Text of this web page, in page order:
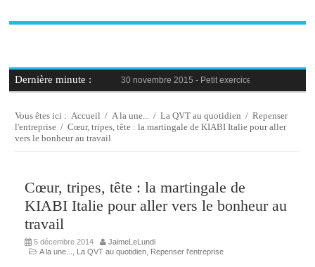
Dernière minute : 30 novembre 2015 - Petit exercice de la semaine
30 novembre 2015 -Blague au bureau #9
23 novembre 2015 -Le syndrome de l’imposteur,
Vous êtes ici :Accueil /A la une... /La QVT au quotidien /Repenser
l'entreprise /Cœur, tripes, tête : la martingale de KIABI Italie pour aller
vers le bonheur au travail
Cœur, tripes, tête : la martingale de
KIABI Italie pour aller vers le bonheur au
travail
5 décembre 2014
JaimeLeLundi
A la une...
La QVT au quotidien, Repenser l'entreprise